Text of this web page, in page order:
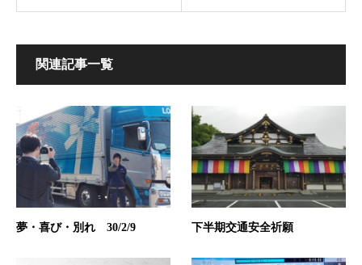
関連記事一覧
夢・喜び・別れ 30/2/9 下半期交通安全祈願